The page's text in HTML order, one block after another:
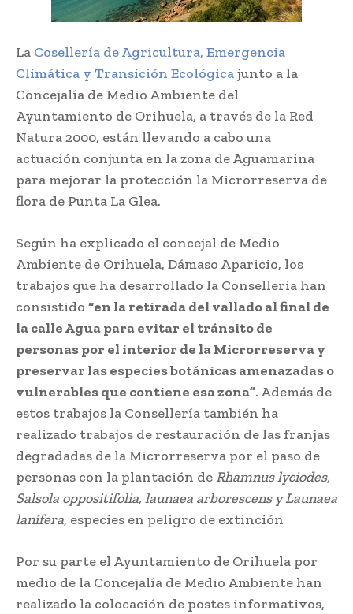
La Cosellería de Agricultura, Emergencia
Climática y Transición Ecológicajunto a la
Concejalía de Medio Ambiente del
Ayuntamiento de Orihuela, a través de la Red
Natura 2000, están llevando a cabo una
actuación conjunta en la zona de Aguamarina
para mejorar la protección la Microrreserva de
flora de Punta La Glea.
Según ha explicado el concejal de Medio
Ambiente de Orihuela, Dámaso Aparicio, los
trabajos que ha desarrollado la Conselleria han
consistido “en la retirada del vallado al final de
la calle Agua para evitar el tránsito de
personas por el interior de la Microrreserva y
preservar las especies botánicas amenazadas o
vulnerables que contiene esa zona”. Además de
estos trabajos la Consellería también ha
realizado trabajos de restauración de las franjas
degradadas de la Microrreserva por el paso de
personas con la plantación de Rhamnus lyciodes,
Salsola oppositifolia, launaea arborescens y Launaea
lanífera, especies en peligro de extinción
Por su parte el Ayuntamiento de Orihuela por
medio de la Concejalía de Medio Ambiente han
realizado la colocación de postes informativos,